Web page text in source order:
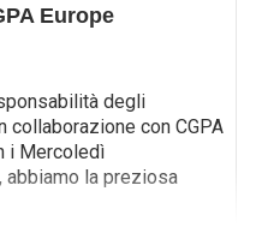
Europe
degli
con CGPA
i Mercoledì
abbiamo la preziosa